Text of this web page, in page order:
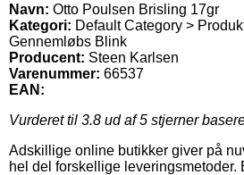
Navn: Otto Poulsen Brisling 17gr
Kategori: Default Category >
Gennemløbs Blink
Producent: Steen Karlsen
Varenummer: 66537
EAN:
Vurderet til 3.8 ud af 5 stjerner
Adskillige online butikker giver på
hel del forskellige leveringsmetoder.